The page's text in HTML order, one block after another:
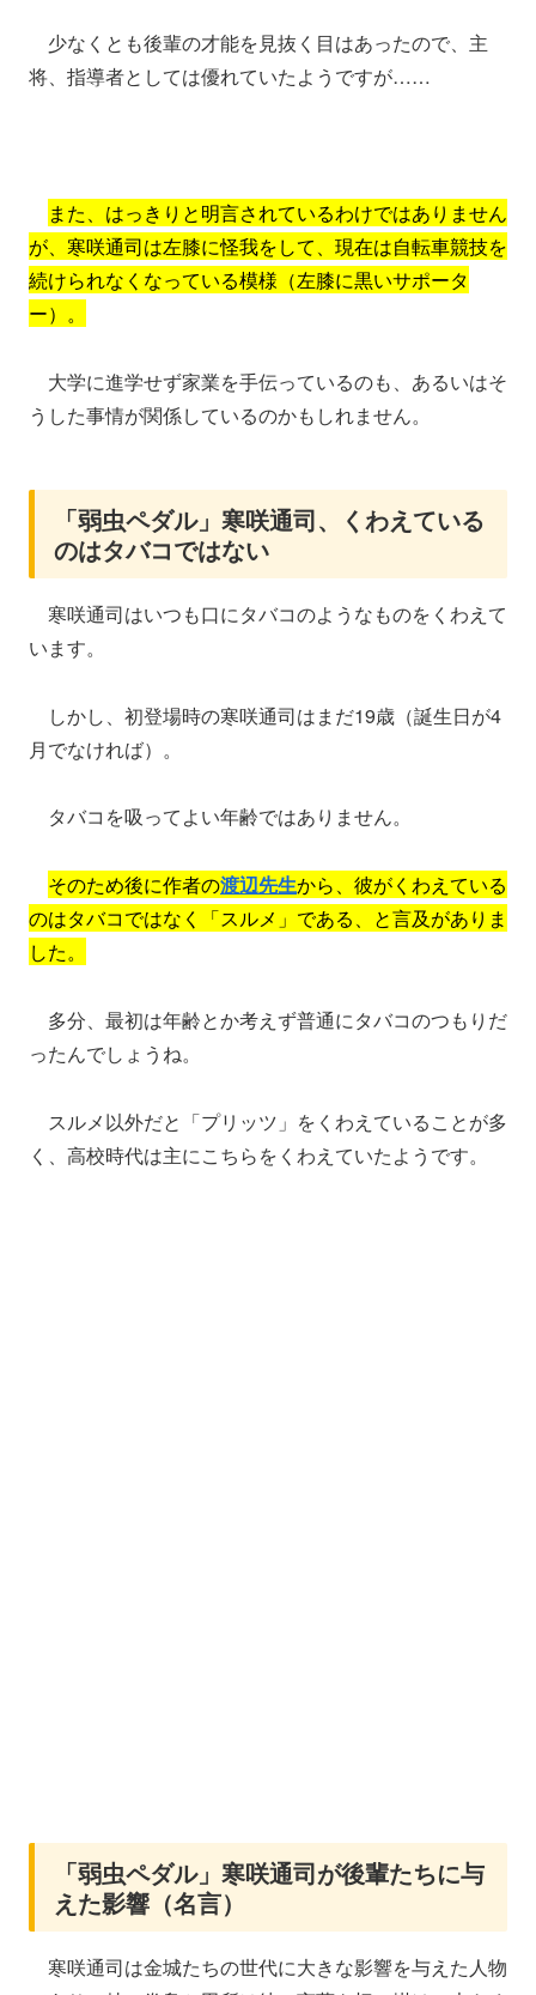
少なくとも後輩の才能を見抜く目はあったので、主
将、指導者としては優れていたようですが……
また、はっきりと明言されているわけではありません
が、寒咲通司は左膝に怪我をして、現在は自転車競技を
続けられなくなっている模様（左膝に黒いサポータ
ー）。
大学に進学せず家業を手伝っているのも、あるいはそ
うした事情が関係しているのかもしれません。
「弱虫ペダル」寒咲通司、くわえている
のはタバコではない
寒咲通司はいつも口にタバコのようなものをくわえて
います。
しかし、初登場時の寒咲通司はまだ19歳（誕生日が4
月でなければ）。
タバコを吸ってよい年齢ではありません。
そのため後に作者の渡辺先生から、彼がくわえている
のはタバコではなく「スルメ」である、と言及がありま
した。
多分、最初は年齢とか考えず普通にタバコのつもりだ
ったんでしょうね。
スルメ以外だと「プリッツ」をくわえていることが多
く、高校時代は主にこちらをくわえていたようです。
「弱虫ペダル」寒咲通司が後輩たちに与
えた影響（名言）
寒咲通司は金城たちの世代に大きな影響を与えた人物